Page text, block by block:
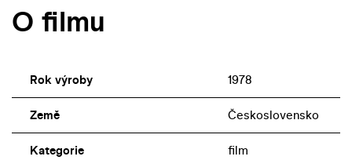
O filmu
Rok výroby 1978
Země Československo
Kategorie film